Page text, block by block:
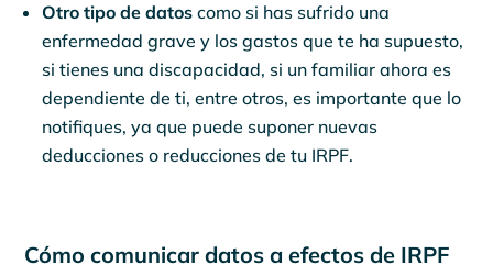
Otro tipo de datos como si has sufrido una
enfermedad grave y los gastos que te ha supuesto,
si tienes una discapacidad, si un familiar ahora es
dependiente de ti, entre otros, es importante que lo
notifiques, ya que puede suponer nuevas
deducciones o reducciones de tu IRPF.
Cómo comunicar datos a efectos de IRPF